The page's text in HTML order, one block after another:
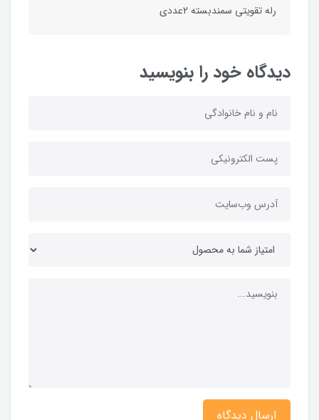
رله تقویتی سمندبسته 2عددی
دیدگاه خود را بنویسید
ارسال دیدگاه